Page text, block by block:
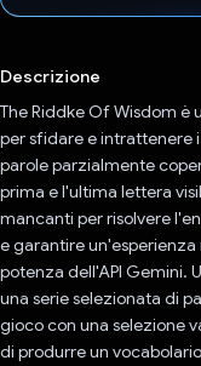
Descrizione
The Riddke Of Wisdom
per sfidare e intrattenere
parole parzialmente
prima e l'ultima lettera
mancanti per risolvere
e garantire
potenza dell'API Gemini.
una serie selezionata di
gioco con una selezione
di produrre un